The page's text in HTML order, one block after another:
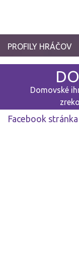
PROFILY HRÁČOV
Domovské
Facebook stránka